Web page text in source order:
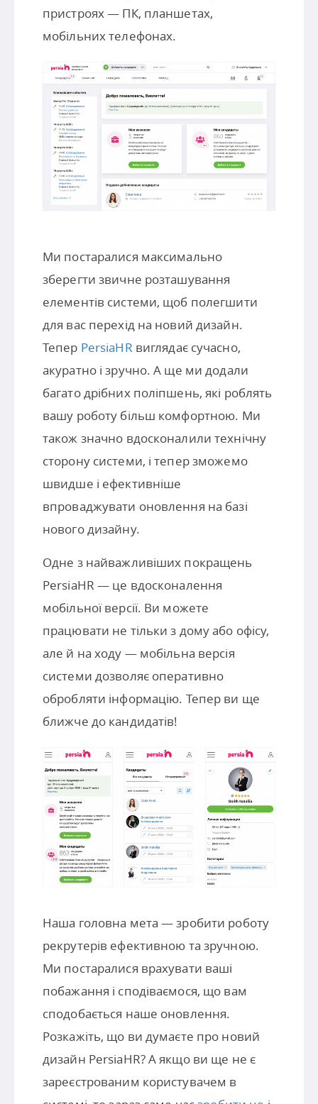
пристроях — ПК, планшетах,
мобільних телефонах.
Ми постаралися максимально
зберегти звичне розташування
елементів системи, щоб полегшити
для вас перехід на новий дизайн.
Тепер PersiaHR виглядає сучасно,
акуратно і зручно. А ще ми додали
багато дрібних поліпшень, які роблять
вашу роботу більш комфортною. Ми
також значно вдосконалили технічну
сторону системи, і тепер зможемо
швидше і ефективніше
впроваджувати оновлення на базі
нового дизайну.
Одне з найважливіших покращень
PersiaHR — це вдосконалення
мобільної версії. Ви можете
працювати не тільки з дому або офісу,
але й на ходу — мобільна версія
системи дозволяє оперативно
обробляти інформацію. Тепер ви ще
ближче до кандидатів!
Наша головна мета — зробити роботу
рекрутерів ефективною та зручною.
Ми постаралися врахувати ваші
побажання і сподіваємося, що вам
сподобається наше оновлення.
Розкажіть, що ви думаєте про новий
дизайн PersiaHR? А якщо ви ще не є
зареєстрованим користувачем в